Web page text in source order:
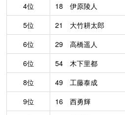
4位
18 伊原陵人
5位
21 大竹耕太郎
6位
29 高橋遥人
6位
54 木下里都
8位
49 工藤泰成
9位
16 西勇輝